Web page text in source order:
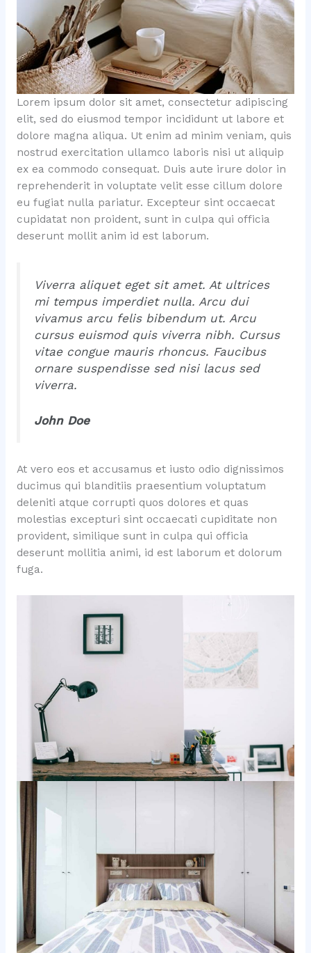
Lorem ipsum dolor sit amet, consectetur adipiscing
elit, sed do eiusmod tempor incididunt ut labore et
dolore magna aliqua. Ut enim ad minim veniam, quis
nostrud exercitation ullamco laboris nisi ut aliquip
ex ea commodo consequat. Duis aute irure dolor in
reprehenderit in voluptate velit esse cillum dolore
eu fugiat nulla pariatur. Excepteur sint occaecat
cupidatat non proident, sunt in culpa qui officia
deserunt mollit anim id est laborum.
Viverra aliquet eget sit amet. At ultrices
mi tempus imperdiet nulla. Arcu dui
vivamus arcu felis bibendum ut. Arcu
cursus euismod quis viverra nibh. Cursus
vitae congue mauris rhoncus. Faucibus
ornare suspendisse sed nisi lacus sed
viverra.
John Doe
At vero eos et accusamus et iusto odio dignissimos
ducimus qui blanditiis praesentium voluptatum
deleniti atque corrupti quos dolores et quas
molestias excepturi sint occaecati cupiditate non
provident, similique sunt in culpa qui officia
deserunt mollitia animi, id est laborum et dolorum
fuga.